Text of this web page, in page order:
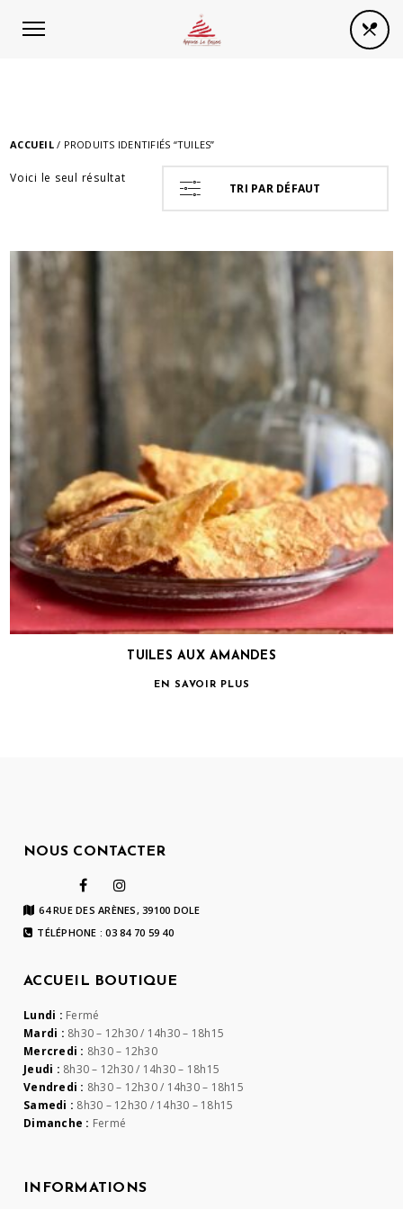
ACCUEIL/ PRODUITS IDENTIFIÉS “TUILES”
Voici le seul résultat
TRI PAR DÉFAUT
TUILES AUX AMANDES
EN SAVOIR PLUS
NOUS CONTACTER
64 RUE DES ARÈNES, 39100 DOLE
TÉLÉPHONE : 03 84 70 59 40
ACCUEIL BOUTIQUE
Lundi : Fermé
Mardi : 8h30 – 12h30 / 14h30 – 18h15
Mercredi : 8h30 – 12h30
Jeudi : 8h30 – 12h30 / 14h30 – 18h15
Vendredi : 8h30 – 12h30 / 14h30 – 18h15
Samedi : 8h30 – 12h30 / 14h30 – 18h15
Dimanche : Fermé
INFORMATIONS
Panneau de gestion des cookies